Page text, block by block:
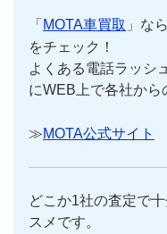
「 MOTA車買取 」なら
をチェック！
よくある電話ラッシ
にWEB上で各社から
≫MOTA公式サイト
どこか1社の査定で十
スメです。